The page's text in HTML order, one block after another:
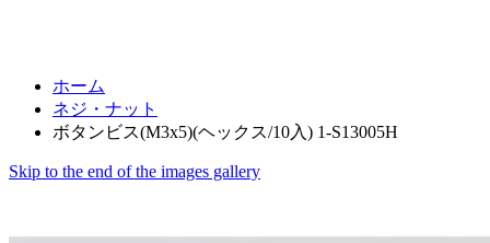
ホーム
ネジ・ナット
ボタンビス(M3x5)(ヘックス/10入) 1-S13005H
Skip to the end of the images gallery